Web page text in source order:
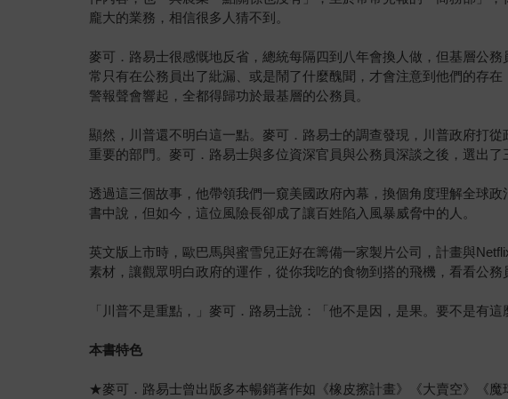
龐大的業務，相信很多人猜不到。
麥可．路易士很感慨地反省，總統每隔四到八年會換人做，但基層公
常只有在公務員出了紕漏、或是鬧了什麼醜聞，才會注意到他們的存
警報聲會響起，全都得歸功於最基層的公務員。
顯然，川普還不明白這一點。麥可．路易士的調查發現，川普政府打
重要的部門。麥可．路易士與多位資深官員與公務員深談之後，選出
透過這三個故事，他帶領我們一窺美國政府內幕，換個角度理解全球
書中說，但如今，這位風險長卻成了讓百姓陷入風暴威脅中的人。
英文版上市時，歐巴馬與蜜雪兒正好在籌備一家製片公司，計畫與
素材，讓觀眾明白政府的運作，從你我吃的食物到搭的飛機，看看公務
「川普不是重點，」麥可．路易士說：「他不是因，是果。要不是有
本書特色
★麥可．路易士曾出版多本暢銷著作如《橡皮擦計畫》《大賣空》《魔